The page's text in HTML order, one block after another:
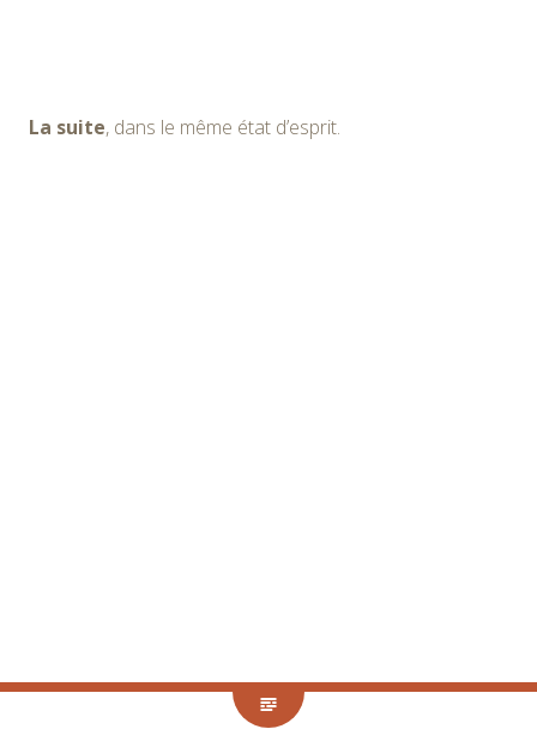
La suite, dans le même état d’esprit.